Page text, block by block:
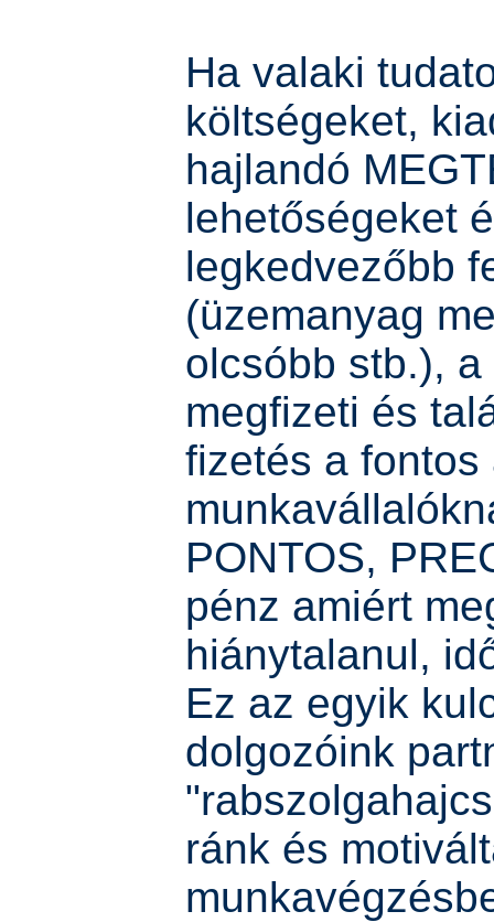
Ha valaki
költségeket,
hajlandó
lehetőségeket
legkedvezőbb
(üzemanyag
olcsóbb stb.),
megfizeti és
fizetés a fontos
PONTOS,
pénz amiért
hiánytalanul,
Ez az egyik
dolgozóink
ránk és